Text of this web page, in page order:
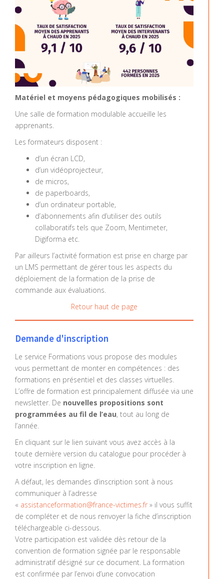
Matériel et moyens pédagogiques mobilisés :
Une salle de formation modulable accueille les
apprenants.
Les formateurs disposent :
d’un écran LCD,
d’un vidéoprojecteur,
de micros,
de paperboards,
d’un ordinateur portable,
d’abonnements afin d’utiliser des outils
collaboratifs tels que Zoom, Mentimeter,
Digiforma etc.
Par ailleurs l’activité formation est prise en charge par
un LMS permettant de gérer tous les aspects du
déploiement de la formation de la prise de
commande aux évaluations.
Retour haut de page
Demande d'inscription
Le service Formations vous propose des modules
vous permettant de monter en compétences : des
formations en présentiel et des classes virtuelles.
L’offre de formation est principalement diffusée via une
newsletter. De nouvelles propositions sont
programmées au fil de l’eau, tout au long de
l’année.
En cliquant sur le lien suivant vous avez accès à la
toute dernière version du catalogue pour procéder à
votre inscription en ligne.
A défaut, les demandes d’inscription sont à nous
communiquer à l’adresse
« assistanceformation@france-victimes.fr » il vous suffit
de compléter et de nous renvoyer la fiche d’inscription
téléchargeable ci-dessous.
Votre participation est validée dès retour de la
convention de formation signée par le responsable
administratif désigné sur ce document. La formation
est confirmée par l’envoi d’une convocation